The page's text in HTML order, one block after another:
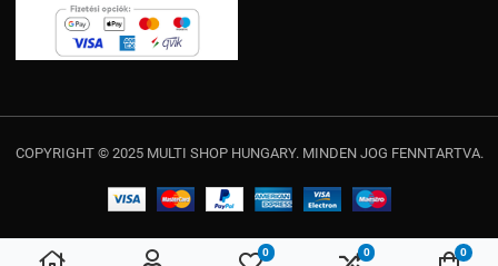
Kedvencek
0 Összehasonlítás
0 0
COPYRIGHT © 2025 MULTI SHOP HUNGARY. MINDEN JOG FENNTARTVA.